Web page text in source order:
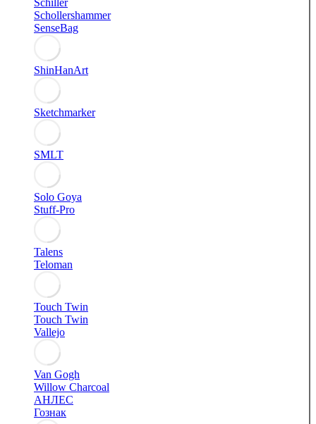
Schollershammer
SenseBag
ShinHanArt
Sketchmarker
SMLT
Solo Goya
Stuff-Pro
Talens
Teloman
Touch Twin
Touch Twin
Vallejo
Van Gogh
Willow Charcoal
АНЛЕС
Гознак